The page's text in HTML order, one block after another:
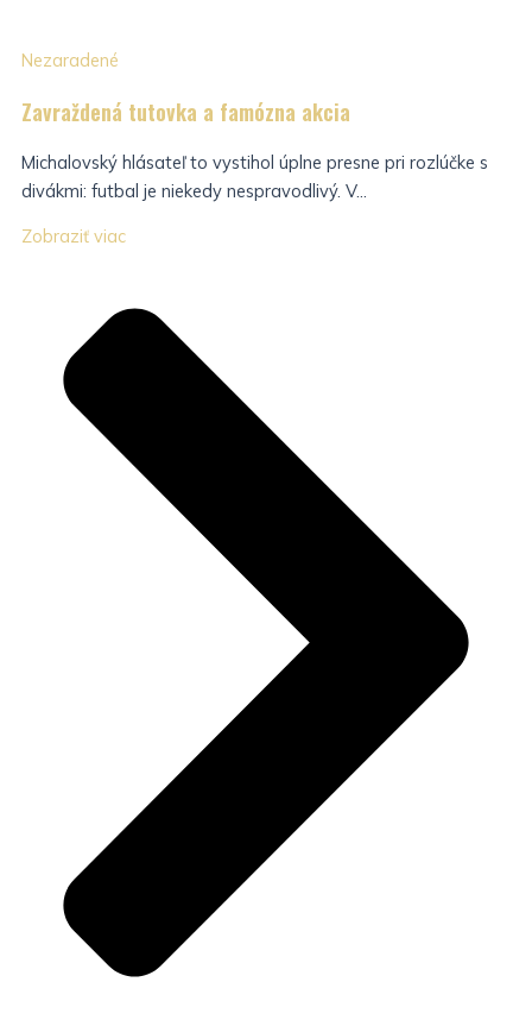
Nezaradené
Zavraždená tutovka a famózna akcia
Michalovský hlásateľ to vystihol úplne presne pri rozlúčke s
divákmi: futbal je niekedy nespravodlivý. V...
Zobraziť viac